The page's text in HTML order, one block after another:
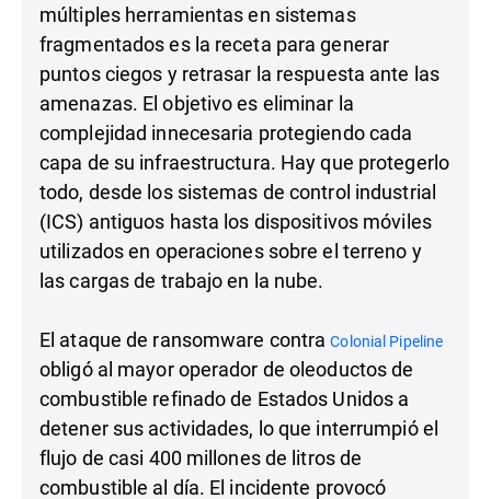
múltiples herramientas en sistemas
fragmentados es la receta para generar
puntos ciegos y retrasar la respuesta ante las
amenazas. El objetivo es eliminar la
complejidad innecesaria protegiendo cada
capa de su infraestructura. Hay que protegerlo
todo, desde los sistemas de control industrial
(ICS) antiguos hasta los dispositivos móviles
utilizados en operaciones sobre el terreno y
las cargas de trabajo en la nube.
El ataque de ransomware contraColonial Pipeline
obligó al mayor operador de oleoductos de
combustible refinado de Estados Unidos a
detener sus actividades, lo que interrumpió el
flujo de casi 400 millones de litros de
combustible al día. El incidente provocó